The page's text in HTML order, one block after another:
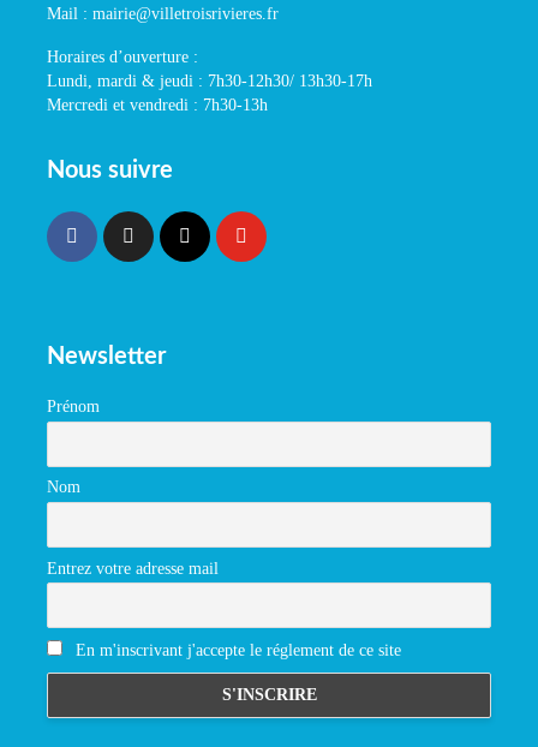
Mail : mairie@villetroisrivieres.fr
Horaires d’ouverture :
Lundi, mardi & jeudi : 7h30-12h30/ 13h30-17h
Mercredi et vendredi : 7h30-13h
Nous suivre
Newsletter
Prénom
Nom
Entrez votre adresse mail
En m'inscrivant j'accepte le réglement de ce site